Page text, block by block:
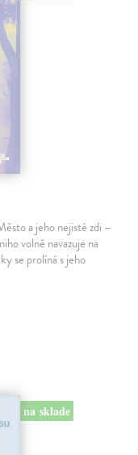
a jeho nejisté zdi –
volně navazuje na
se prolíná s jeho
na sklade